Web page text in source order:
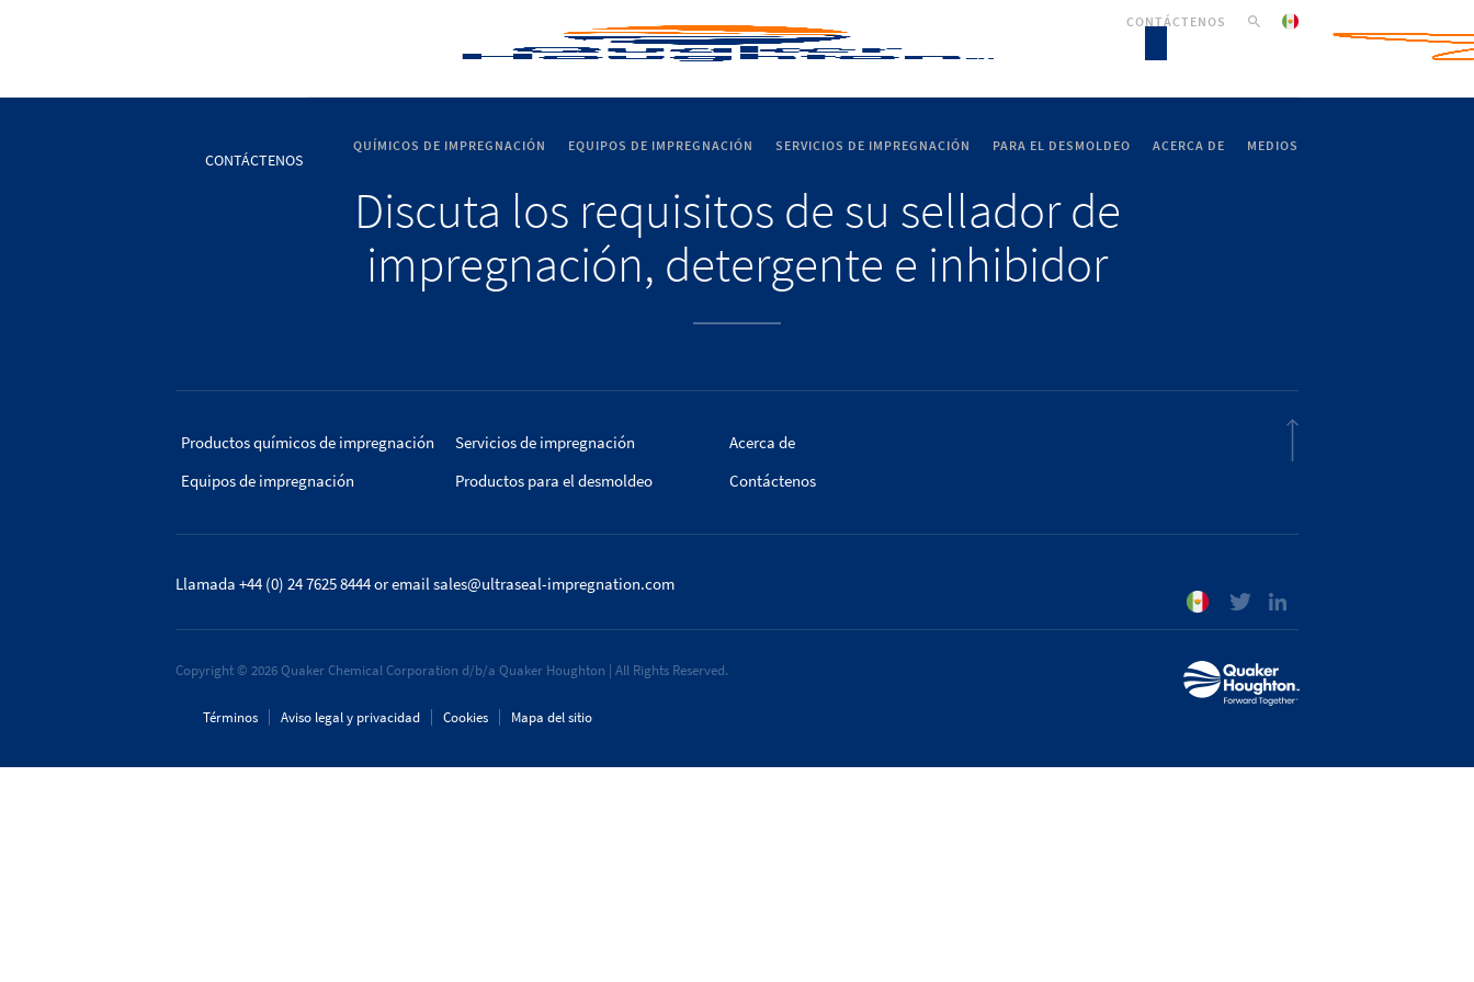
QUÍMICOS DE IMPREGNACIÓN EQUIPOS DE IMPREGNACIÓN SERVICIOS DE IMPREGNACIÓN PARA EL DESMOLDEO ACERCA DE MEDIOS
CONTÁCTENOS
CONTÁCTENOS
Discuta los requisitos de su sellador de
impregnación, detergente e inhibidor
Productos químicos de impregnación
Equipos de impregnación
Servicios de impregnación
Productos para el desmoldeo
Acerca de
Contáctenos
Llamada +44 (0) 24 7625 8444or emailsales@ultraseal-impregnation.com
Copyright © 2026 Quaker Chemical Corporation d/b/a Quaker Houghton | All Rights Reserved.
Términos Aviso legal y privacidad Cookies Mapa del sitio